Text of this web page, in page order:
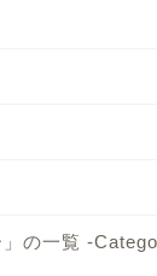
」の一覧 -